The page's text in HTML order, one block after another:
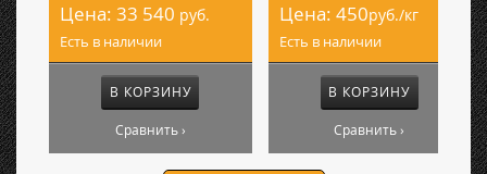
Цена: 33 540 руб.
Есть в наличии
В КОРЗИНУ
Сравнить ›
Цена: 450руб./кг
Есть в наличии
В КОРЗИНУ
Сравнить ›